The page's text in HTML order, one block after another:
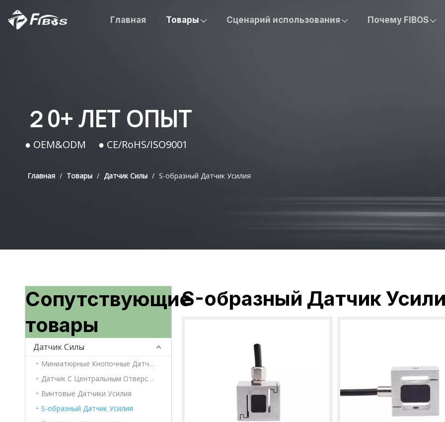
Главная Товары Сценарий использования Почему FIBOS
２0+ ЛЕТ ОПЫТ
● OEM&ODM ● CE/RoHS/ISO9001
Главная / Товары / Датчик Силы / S-образный Датчик Усилия
Сопутствующие
товары
Датчик Силы
Миниатюрные Кнопочные Датчики Силы
Датчик С Центральным Отверстием
Винтовые Датчики Усилия
S-образный Датчик Усилия
S-образный Датчик